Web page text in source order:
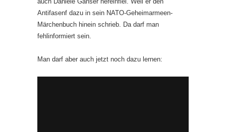
Antifasenf dazu in sein NATO-Geheimarmeen-
Märchenbuch hinein schrieb. Da darf man
fehlinformiert sein.
Man darf aber auch jetzt noch dazu lernen: